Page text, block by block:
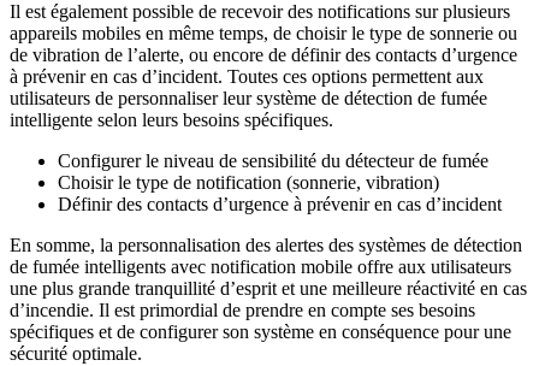
Il est également possible de recevoir des notifications sur plusieurs
appareils mobiles en même temps, de choisir le type de sonnerie ou
de vibration de l’alerte, ou encore de définir des contacts d’urgence
à prévenir en cas d’incident. Toutes ces options permettent aux
utilisateurs de personnaliser leur système de détection de fumée
intelligente selon leurs besoins spécifiques.
Configurer le niveau de sensibilité du détecteur de fumée
Choisir le type de notification (sonnerie, vibration)
Définir des contacts d’urgence à prévenir en cas d’incident
En somme, la personnalisation des alertes des systèmes de détection
de fumée intelligents avec notification mobile offre aux utilisateurs
une plus grande tranquillité d’esprit et une meilleure réactivité en cas
d’incendie. Il est primordial de prendre en compte ses besoins
spécifiques et de configurer son système en conséquence pour une
sécurité optimale.